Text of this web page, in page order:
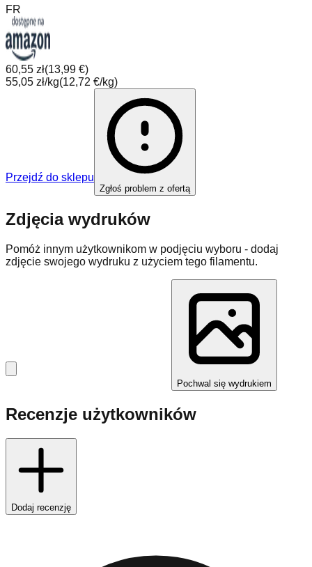
FR
60,55 zł(13,99 €)
55,05 zł/kg(12,72 €/kg)
Przejdź do sklepu
Zgłoś problem z ofertą
Zdjęcia wydruków
Pomóż innym użytkownikom w podjęciu wyboru - dodaj
zdjęcie swojego wydruku z użyciem tego filamentu.
Pochwal się wydrukiem
Recenzje użytkowników
Dodaj recenzję